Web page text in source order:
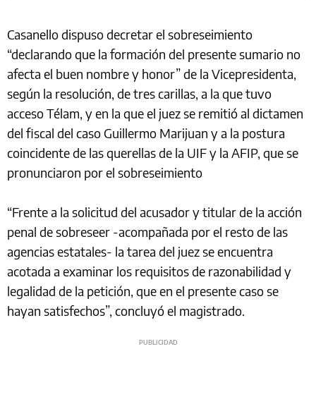
Casanello dispuso decretar el sobreseimiento
“declarando que la formación del presente sumario no
afecta el buen nombre y honor” de la Vicepresidenta,
según la resolución, de tres carillas, a la que tuvo
acceso Télam, y en la que el juez se remitió al dictamen
del fiscal del caso Guillermo Marijuan y a la postura
coincidente de las querellas de la UIF y la AFIP, que se
pronunciaron por el sobreseimiento
“Frente a la solicitud del acusador y titular de la acción
penal de sobreseer -acompañada por el resto de las
agencias estatales- la tarea del juez se encuentra
acotada a examinar los requisitos de razonabilidad y
legalidad de la petición, que en el presente caso se
hayan satisfechos”, concluyó el magistrado.